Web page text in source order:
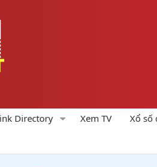
Directory Xem TV Xổ số